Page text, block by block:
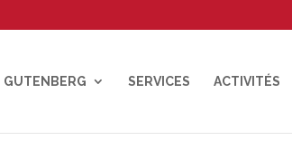
GUTENBERG SERVICES ACTIVITÉS